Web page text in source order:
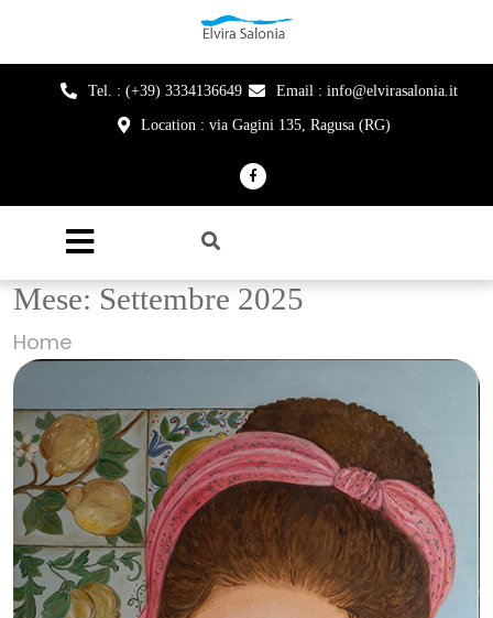
Tel. : (+39) 3334136649 Email : info@elvirasalonia.it
Location : via Gagini 135, Ragusa (RG)
Mese: Settembre 2025
Home